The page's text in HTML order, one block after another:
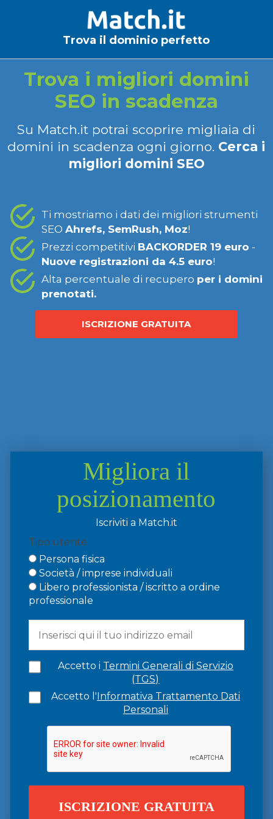
Trova il dominio perfetto
Trova i migliori domini
SEO in scadenza
Su Match.it potrai scoprire migliaia di
domini in scadenza ogni giorno. Cerca i
migliori domini SEO
Ti mostriamo i dati dei migliori strumenti
SEO Ahrefs, SemRush, Moz!
Prezzi competitivi BACKORDER 19 euro -
Nuove registrazioni da 4.5 euro!
Alta percentuale di recupero per i domini
prenotati.
ISCRIZIONE GRATUITA
Migliora il
posizionamento
Iscriviti a Match.it
Tipo utente
Persona fisica
Società / imprese individuali
Libero professionista / iscritto a ordine
professionale
Accetto i Termini Generali di Servizio
(TGS)
Accetto l'Informativa Trattamento Dati
Personali